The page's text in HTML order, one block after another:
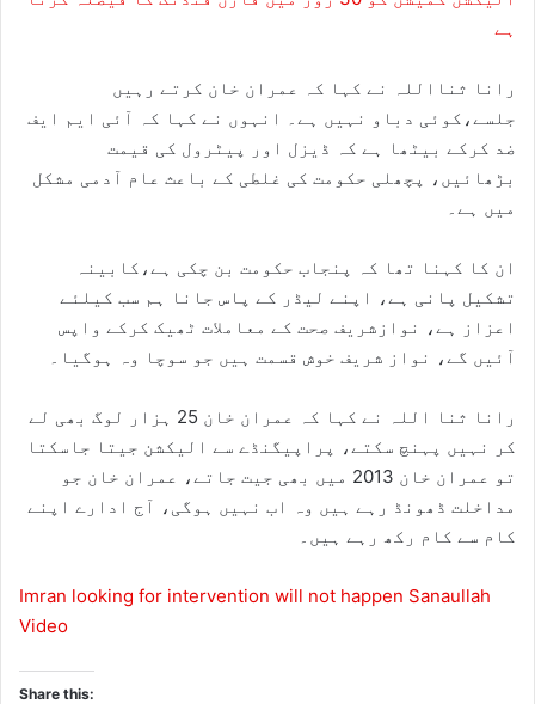
ہے
رانا ثنااللہ نے کہا کہ عمران خان کرتے رہیں
جلسے،کوئی دباو نہیں ہے۔ انہوں نے کہا کہ آئی ایم ایف
ضد کرکے بیٹھا ہے کہ ڈیزل اور پیٹرول کی قیمت
بڑھائیں، پچھلی حکومت کی غلطی کے باعث عام آدمی مشکل
میں ہے۔
ان کا کہنا تھا کہ پنجاب حکومت بن چکی ہے،کابینہ
تشکیل پانی ہے، اپنے لیڈر کے پاس جانا ہم سب کیلئے
اعزاز ہے، نوازشریف صحت کے معاملات ٹھیک کرکے واپس
آئیں گے، نواز شریف خوش قسمت ہیں جو سوچا وہ ہوگیا۔
رانا ثنا اللہ نے کہا کہ عمران خان 25 ہزار لوگ بھی لے
کر نہیں پہنچ سکتے، پراپیگنڈے سے الیکشن جیتا جاسکتا
تو عمران خان 2013 میں بھی جیت جاتے، عمران خان جو
مداخلت ڈھونڈ رہے ہیں وہ اب نہیں ہوگی، آج ادارے اپنے
کام سے کام رکھ رہے ہیں۔
Imran looking for intervention will not happen Sanaullah
Video
Share this: